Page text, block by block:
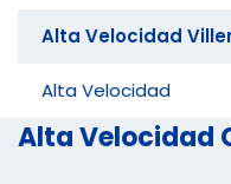
Alta Velocidad
Alta Velocidad
Alta Velocidad